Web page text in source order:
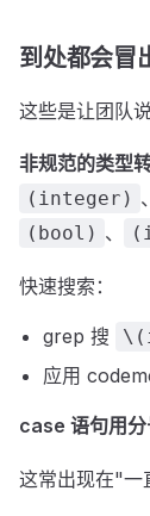
到处都会冒
这些是让团队
非规范的类型
(integer) 、
(bool) 、
快速搜索：
grep 搜
应用
case 语句用分
这常出现在"一